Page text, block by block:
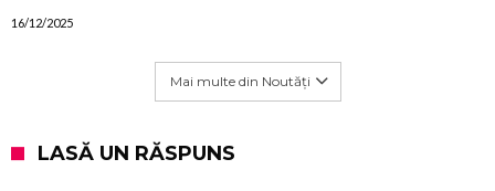
16/12/2025
Mai multe din Noutăți
LASĂ UN RĂSPUNS